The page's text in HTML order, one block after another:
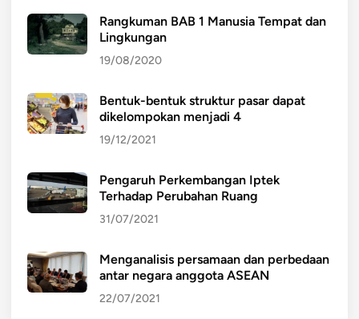
Rangkuman BAB 1 Manusia Tempat dan
Lingkungan
19/08/2020
Bentuk-bentuk struktur pasar dapat
dikelompokan menjadi 4
19/12/2021
Pengaruh Perkembangan Iptek
Terhadap Perubahan Ruang
31/07/2021
Menganalisis persamaan dan perbedaan
antar negara anggota ASEAN
22/07/2021